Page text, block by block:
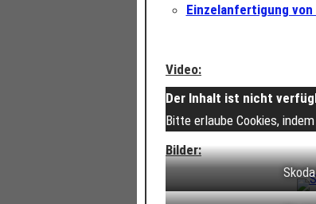
Einzelanfertigung von
Video:
Der Inhalt ist nicht
Bitte erlaube Cookies,
Bilder: